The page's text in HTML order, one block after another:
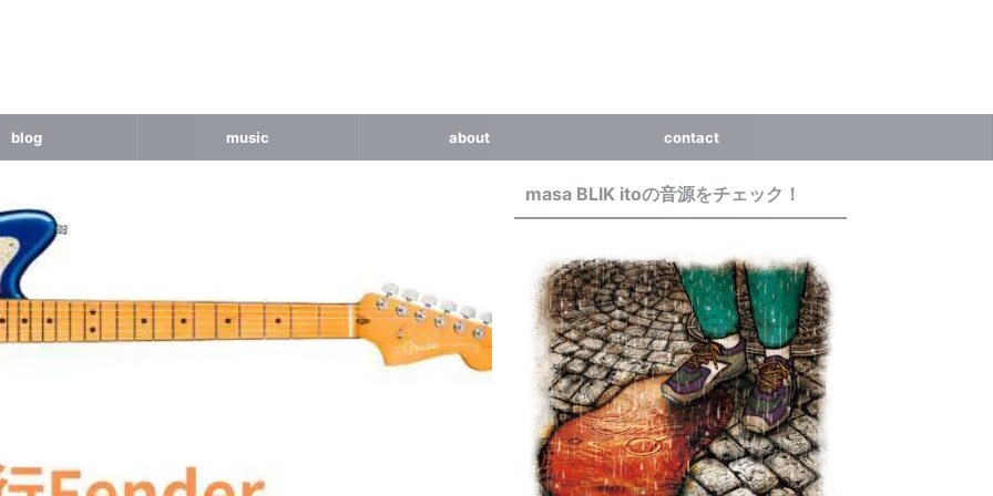
blog music about contact
masa BLIK itoの音源をチェック！